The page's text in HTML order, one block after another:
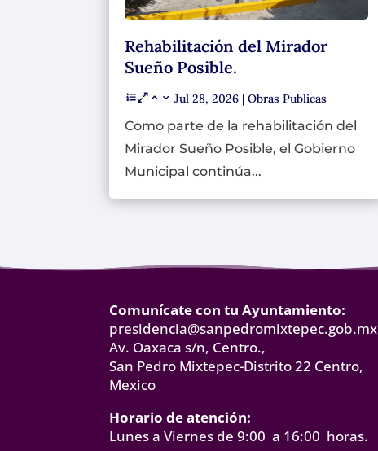
Rehabilitación del Mirador
Sueño Posible.
Jul 28, 2026 |Obras Publicas
Como parte de la rehabilitación del
Mirador Sueño Posible, el Gobierno
Municipal continúa...
Comunícate con tu Ayuntamiento:
presidencia@sanpedromixtepec.gob.mx
Av. Oaxaca s/n, Centro.,
San Pedro Mixtepec-Distrito 22 Centro,
Mexico
Horario de atención:
Lunes a Viernes de 9:00 a 16:00 horas.